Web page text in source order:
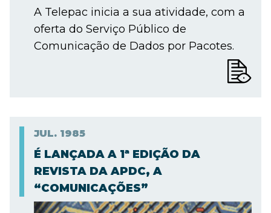
A Telepac inicia a sua atividade, com a
oferta do Serviço Público de
Comunicação de Dados por Pacotes.
JUL. 1985
É LANÇADA A 1ª EDIÇÃO DA
REVISTA DA APDC, A
“COMUNICAÇÕES”